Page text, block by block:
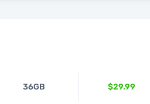
36GB $29.99